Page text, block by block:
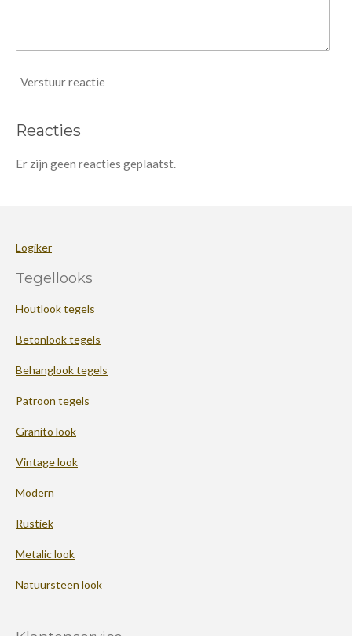
Verstuur reactie
Reacties
Er zijn geen reacties geplaatst.
Logiker
Tegellooks
Houtlook tegels
Betonlook tegels
Behanglook tegels
Patroon tegels
Granito look
Vintage look
Modern
Rustiek
Metalic look
Natuursteen look